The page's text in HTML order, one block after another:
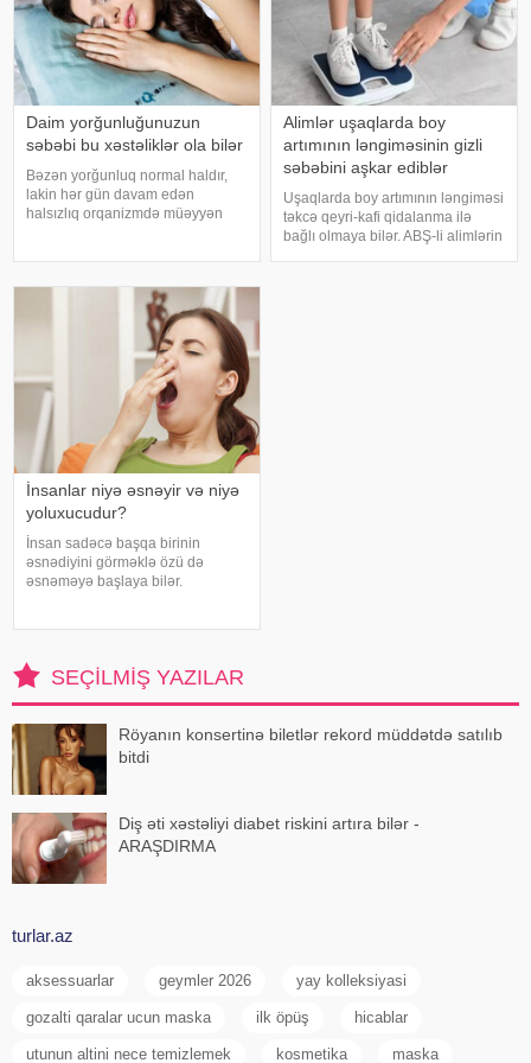
Daim yorğunluğunuzun
səbəbi bu xəstəliklər ola bilər
Bəzən yorğunluq normal haldır,
lakin hər gün davam edən
halsızlıq orqanizmdə müəyyən
qan azlığı, qalxanabənzər vəz
Alimlər uşaqlarda boy
artımının ləngiməsinin gizli
səbəbini aşkar ediblər
Uşaqlarda boy artımının ləngiməsi
təkcə qeyri-kafi qidalanma ilə
bağlı olmaya bilər. ABŞ-li alimlərin
İnsanlar niyə əsnəyir və niyə
yoluxucudur?
İnsan sadəcə başqa birinin
əsnədiyini görməklə özü də
əsnəməyə başlaya bilər.
orqanizminin ən adi
SEÇILMIŞ YAZILAR
Röyanın konsertinə biletlər rekord müddətdə satılıb
bitdi
Diş əti xəstəliyi diabet riskini artıra bilər -
ARAŞDIRMA
turlar.az
aksessuarlar geymler 2026 yay kolleksiyasi
gozalti qaralar ucun maska ilk öpüş hicablar
utunun altini nece temizlemek kosmetika maska